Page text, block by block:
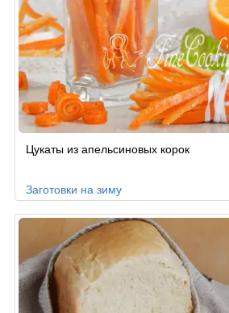
Цукаты из апельсиновых корок
Заготовки на зиму